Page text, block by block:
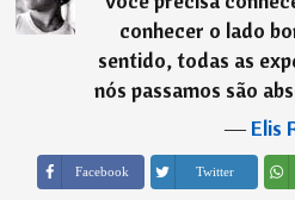
conhecer o lado
sentido, todas as
nós passamos são
―Elis
Facebook Twitter